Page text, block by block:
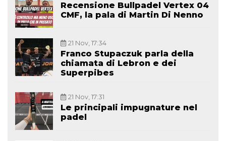
Recensione Bullpadel Vertex 04
CMF, la pala di Martin Di Nenno
21 Nov, 17:34
Franco Stupaczuk parla della
chiamata di Lebron e dei
Superpibes
21 Nov, 17:31
Le principali impugnature nel
padel